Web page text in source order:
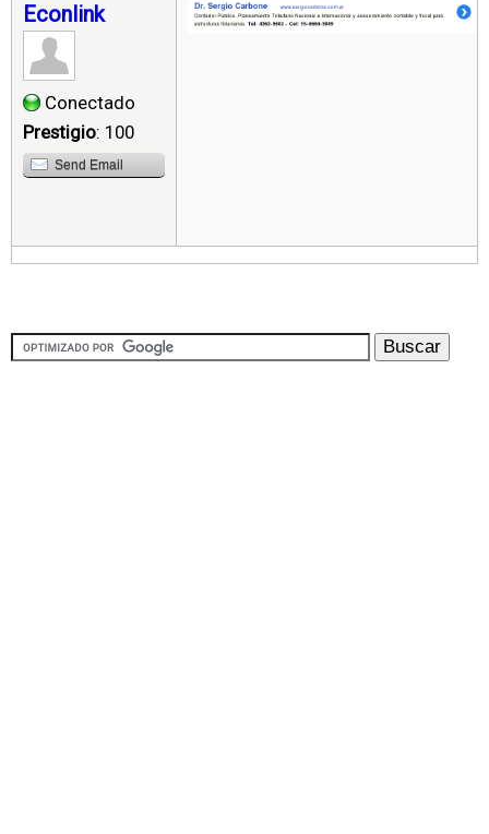
Econlink
Conectado
Prestigio: 100
Send Email